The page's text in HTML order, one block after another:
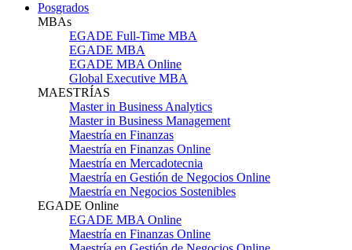
Posgrados
MBAs
EGADE Full-Time MBA
EGADE MBA
EGADE MBA Online
Global Executive MBA
MAESTRÍAS
Master in Business Analytics
Master in Business Management
Maestría en Finanzas
Maestría en Finanzas Online
Maestría en Mercadotecnia
Maestría en Gestión de Negocios Online
Maestría en Negocios Sostenibles
EGADE Online
EGADE MBA Online
Maestría en Finanzas Online